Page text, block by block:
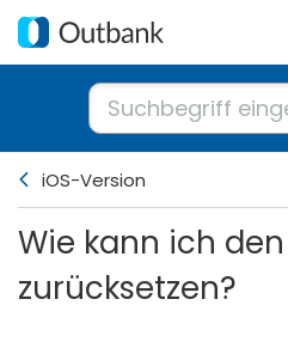
iOS-Version
Wie kann ich
zurücksetzen?